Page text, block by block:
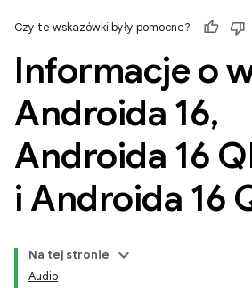
Czy te wskazówki były pomocne?
Informacje o
Androida 16,
Androida 16
i Androida 16
Na tej stronie
Audio